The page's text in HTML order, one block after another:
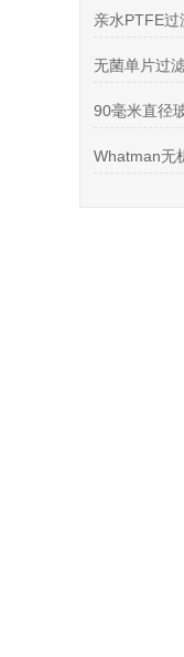
亲水PTFE
90毫米直径